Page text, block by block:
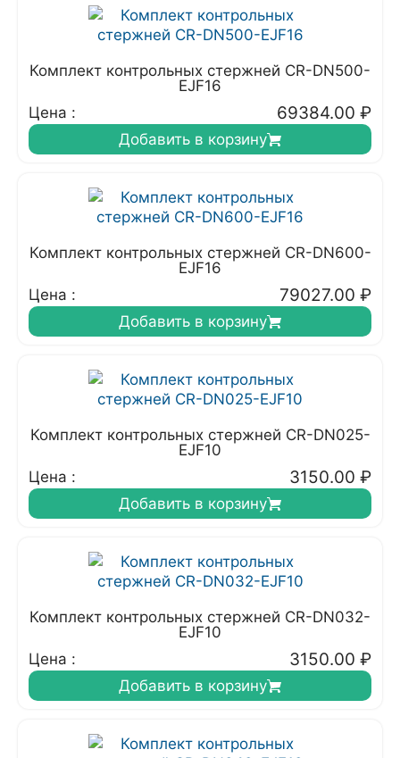
Комплект контрольных стержней CR-DN500-
EJF16
Цена :
69384.00 ₽
Добавить в корзину
Комплект контрольных стержней CR-DN600-
EJF16
Цена :
79027.00 ₽
Добавить в корзину
Комплект контрольных стержней CR-DN025-
EJF10
Цена :
3150.00 ₽
Добавить в корзину
Комплект контрольных стержней CR-DN032-
EJF10
Цена :
3150.00 ₽
Добавить в корзину